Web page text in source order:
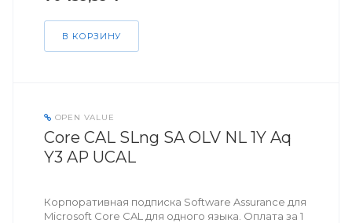
В КОРЗИНУ
OPEN VALUE
Core CAL SLng SA OLV NL 1Y Aq
Y3 AP UCAL
Корпоративная подписка Software Assurance для
Microsoft Core CAL для одного языка. Оплата за 1